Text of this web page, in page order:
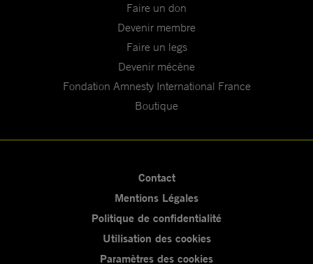
Faire un don
Devenir membre
Faire un legs
Devenir mécène
Fondation Amnesty International France
Boutique
Contact
Mentions Légales
Politique de confidentialité
Utilisation des cookies
Paramètres des cookies